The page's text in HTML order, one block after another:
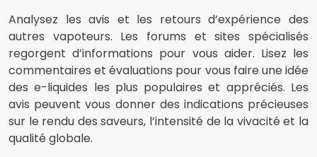
Analysez les avis et les retours d’expérience des
autres vapoteurs. Les forums et sites spécialisés
regorgent d’informations pour vous aider. Lisez les
commentaires et évaluations pour vous faire une idée
des e-liquides les plus populaires et appréciés. Les
avis peuvent vous donner des indications précieuses
sur le rendu des saveurs, l’intensité de la vivacité et la
qualité globale.